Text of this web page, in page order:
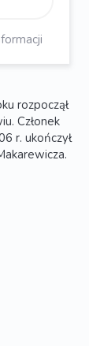
rozpoczął
Członek
r. ukończył